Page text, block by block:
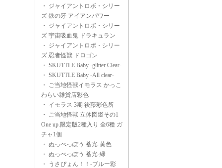
・ ジャイアントロボ・シリー
ズ 鉄の牙 アイアンパワー
・ ジャイアントロボ・シリー
ズ 宇宙吸血鬼 ドラキュラン
・ ジャイアントロボ・シリー
ズ 忍者怪獣 ドロゴン
・ SKUTTLE Baby -glitter Clear-
・ SKUTTLE Baby -All clear-
・ ご当地怪獣イモラス かっこ
わらい雑貨店彩色
・ イモラス 3期 後藤彩色所
・ ご当地怪獣 立体図鑑その1
One up.限定版2種入り 全6種 ガ
チャ1個
・ ぬっぺっぽう 蓄光-黄色
・ ぬっぺっぽう 蓄光-緑
・
うさぴょん！！-ブルー彩